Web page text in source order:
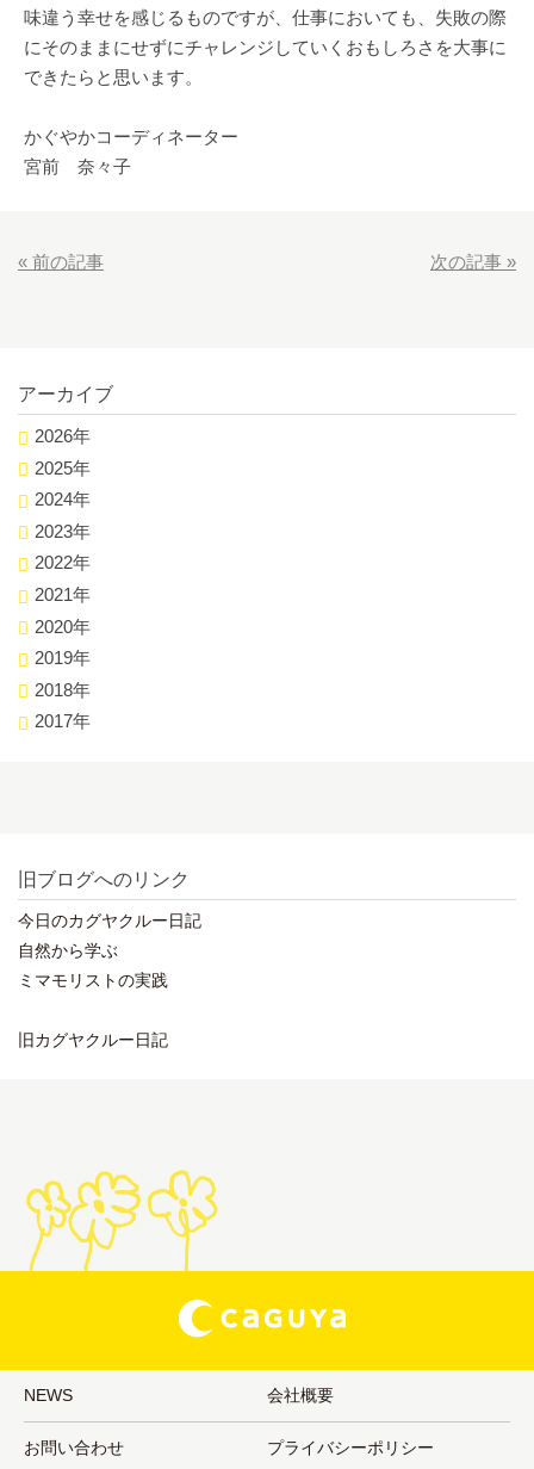
味違う幸せを感じるものですが、仕事においても、失敗の際
にそのままにせずにチャレンジしていくおもしろさを大事に
できたらと思います。
かぐやかコーディネーター
宮前 奈々子
« 前の記事 次の記事 »
アーカイブ
2026年
2025年
2024年
2023年
2022年
2021年
2020年
2019年
2018年
2017年
旧ブログへのリンク
今日のカグヤクルー日記
自然から学ぶ
ミマモリストの実践
旧カグヤクルー日記
NEWS 会社概要
お問い合わせ プライバシーポリシー